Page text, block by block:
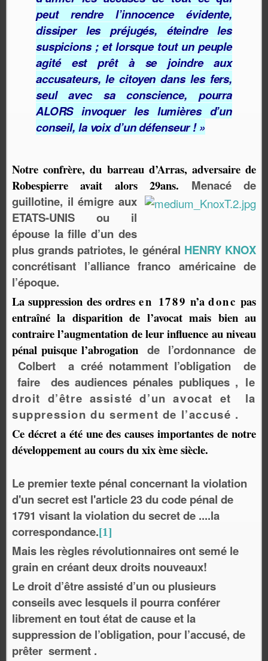
peut
rendre l’innocence
évidente,
dissiper les préjugés, éteindre les
suspicions ; et lorsque tout un peuple
agité est prêt à se joindre
aux
accusateurs, le citoyen dans les fers,
seul
avec sa conscience,
pourra
ALORS invoquer les lumières d’un
conseil, la voixd’undéfenseur ! »
Notre confrère, du barreau d’Arras, adversaire de
Robespierre avait alors 29ans.
Menacé de
guillotine, il émigre aux
ETATS-UNIS ou il
épouse la fille d’un des
plusgrands patriotes, le général HENRY KNOX
concrétisant l’alliance franco américaine de
l’époque.
La suppression des ordresen 1789 n’a donc pas
entraîné la disparition de l’avocat mais bien au
contraire l’augmentation de leur influence au niveau
pénal puisque l’abrogation de l’ordonnance de
Colbert a créé notamment l’obligation de
faire des audiences pénales publiques , le
droit d’être assisté d’un avocat et la
suppression du serment de l’accusé .
Ce décret a été une des causes importantes de notre
développement au cours du xix ème siècle.
Le premier texte pénal concernant la violation
d'un secret est l'article 23 du code pénal de
1791 visant la violation du secret de ....la
correspondance.[1]
Mais les règles révolutionnaires ont semé le
grain en créant deux droits nouveaux!
Le droit d’être assisté d’un ou plusieurs
conseils avec lesquels il pourra conférer
librement en tout état de cause et la
suppression de l’obligation, pour l’accusé, de
prêter serment .